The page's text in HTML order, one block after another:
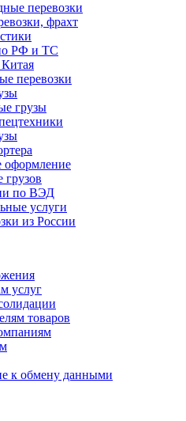
перевозки
фрахт
РФ и ТС
Китая
перевозки
грузы
оформление
грузов
по ВЭД
услуги
из России
услуг
товаров
к обмену данными